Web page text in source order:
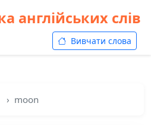
англійських слів
Вивчати слова
moon